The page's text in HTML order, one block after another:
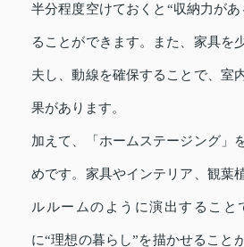
半分程度空けておくと“収納力があ
ることができます。また、家具を
夫し、動線を確保することで、室
果があります。
加えて、「ホームステージング」
めです。家具やインテリア、観葉
ルルームのように演出すること
に“理想の暮らし”を描かせること